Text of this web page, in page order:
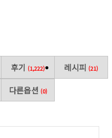
후기 (1,222) 레시피 (21)
다른옵션 (0)